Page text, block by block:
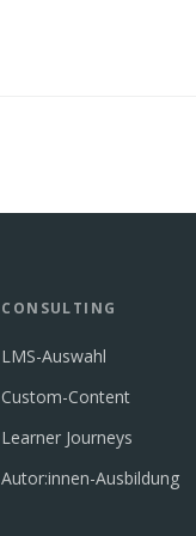
CONSULTING
LMS-Auswahl
Custom-Content
Learner Journeys
Autor:innen-Ausbildung